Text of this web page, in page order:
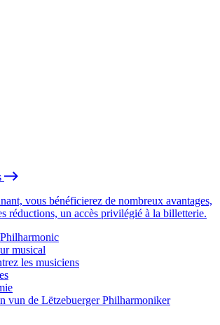
vous bénéficierez de nombreux avantages,
réductions, un accès privilégié à la billetterie.
musical
les musiciens
vun de Lëtzebuerger Philharmoniker